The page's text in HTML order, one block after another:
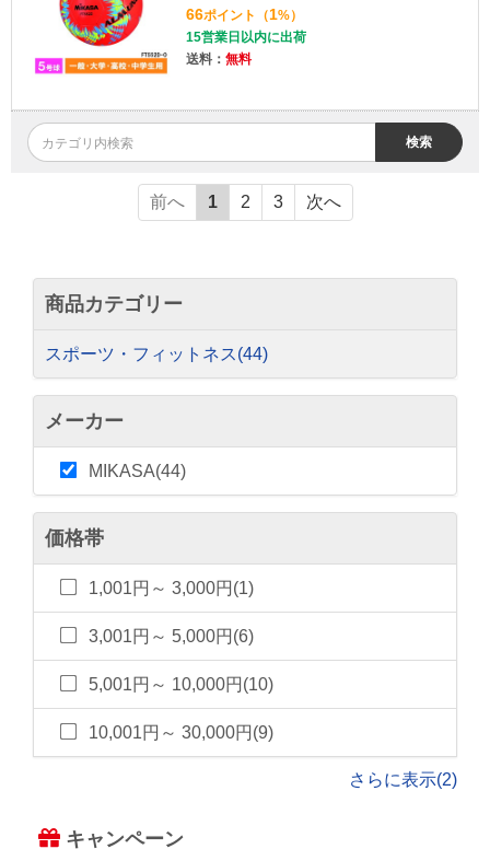
66ポイント （1%）
15営業日以内に出荷
送料： 無料
検索
前へ 1 2 3 次へ
商品カテゴリー
スポーツ・フィットネス(44)
メーカー
MIKASA(44)
価格帯
1,001円～ 3,000円(1)
3,001円～ 5,000円(6)
5,001円～ 10,000円(10)
10,001円～ 30,000円(9)
さらに表示(2)
キャンペーン